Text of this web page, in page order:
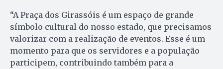
“A Praça dos Girassóis é um espaço de grande
símbolo cultural do nosso estado, que precisamos
valorizar com a realização de eventos. Esse é um
momento para que os servidores e a população
participem, contribuindo também para a